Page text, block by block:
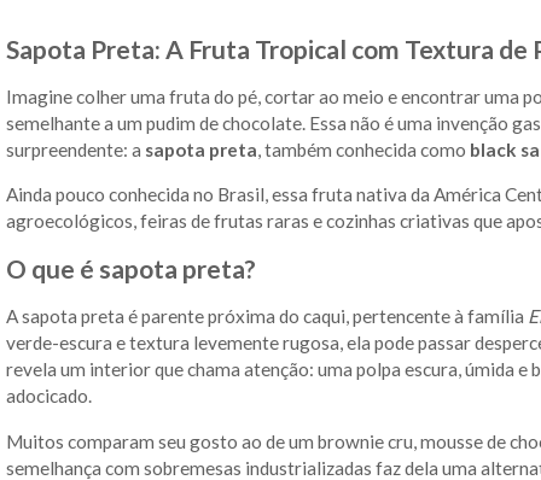
Sapota Preta: A Fruta Tropical com Textura de
Imagine colher uma fruta do pé, cortar ao meio e encontrar uma
semelhante a um pudim de chocolate. Essa não é uma invenção
surpreendente: a sapota preta, também conhecida como black
Ainda pouco conhecida no Brasil, essa fruta nativa da América
agroecológicos, feiras de frutas raras e cozinhas criativas que
O que é sapota preta?
A sapota preta é parente próxima do caqui, pertencente à família
verde-escura e textura levemente rugosa, ela pode passar
revela um interior que chama atenção: uma polpa escura, úmida
adocicado.
Muitos comparam seu gosto ao de um brownie cru, mousse de
semelhança com sobremesas industrializadas faz dela uma